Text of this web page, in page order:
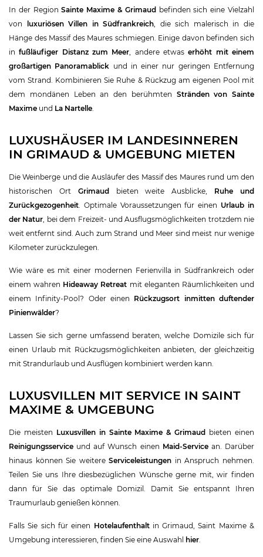
In der RegionSainte Maxime & Grimaud befinden sich eine Vielzahl
von
luxuriösen Villen in Südfrankreich, die sich malerisch in die
Hänge des Massif des Maures schmiegen. Einige davon befinden sich
infußläufiger Distanz zum Meer, andere etwaserhöht mit einem
großartigen Panoramablick und in einer nur geringen Entfernung
vom Strand. Kombinieren Sie Ruhe & Rückzug am eigenen Pool mit
dem mondänen Leben an den berühmten Stränden von Sainte
Maxime und La Nartelle.
LUXUSHÄUSER IM LANDESINNEREN
IN GRIMAUD & UMGEBUNG MIETEN
Die Weinberge und die Ausläufer des Massif des Maures rund um den
historischen Ort Grimaud bieten weite Ausblicke, Ruhe und
Zurückgezogenheit. Optimale Voraussetzungen für einen Urlaub in
der Natur, bei dem Freizeit- und Ausflugsmöglichkeiten trotzdem nie
weit entfernt sind. Auch zum Strand und Meer sind meist nur wenige
Kilometer zurückzulegen.
Wie wäre es mit einer modernen Ferienvilla in Südfrankreich oder
einem wahren Hideaway Retreat mit eleganten Räumlichkeiten und
einem Infinity-Pool? Oder einen Rückzugsort inmitten duftender
Pinienwälder?
Lassen Sie sich gerne umfassend beraten, welche Domizile sich für
einen Urlaub mit Rückzugsmöglichkeiten anbieten, der gleichzeitig
mit Strandurlaub und Ausflügen kombiniert werden kann.
LUXUSVILLEN MIT SERVICE IN SAINT
MAXIME & UMGEBUNG
Die meisten Luxusvillen in Sainte Maxime & Grimaud
bieten einen
Reinigungsservice und auf Wunsch einen Maid-Service an. Darüber
hinaus können Sie weitereServiceleistungen in Anspruch nehmen.
Teilen Sie uns Ihre diesbezüglichen Wünsche gerne mit, wir finden
dann für Sie das optimale Domizil. Damit Sie entspannt Ihren
Traumurlaub genießen können.
Falls Sie sich für einen Hotelaufenthalt in Grimaud, Saint Maxime &
Umgebung interessieren, finden Sie eine Auswahl hier.